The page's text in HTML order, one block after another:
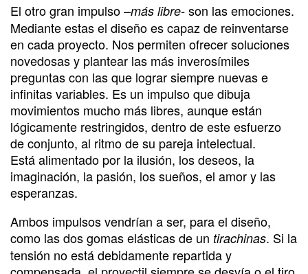
El otro gran impulso –más libre- son las emociones.
Mediante estas el diseño es capaz de reinventarse
en cada proyecto. Nos permiten ofrecer soluciones
novedosas y plantear las más inverosímiles
preguntas con las que lograr siempre nuevas e
infinitas variables. Es un impulso que dibuja
movimientos mucho más libres, aunque están
lógicamente restringidos, dentro de este esfuerzo
de conjunto, al ritmo de su pareja intelectual.
Está alimentado por la ilusión, los deseos, la
imaginación, la pasión, los sueños, el amor y las
esperanzas.
Ambos impulsos vendrían a ser, para el diseño,
como las dos gomas elásticas de un tirachinas. Si la
tensión no está debidamente repartida y